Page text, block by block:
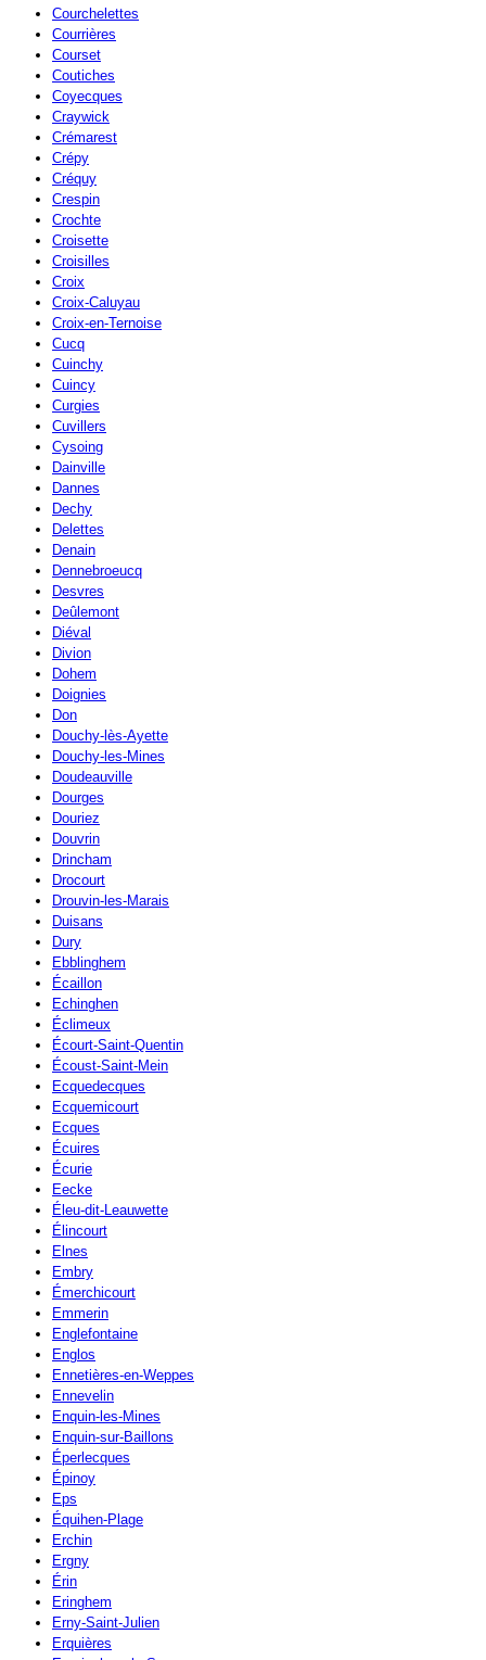
Courchelettes
Courrières
Courset
Coutiches
Coyecques
Craywick
Crémarest
Crépy
Créquy
Crespin
Crochte
Croisette
Croisilles
Croix
Croix-Caluyau
Croix-en-Ternoise
Cucq
Cuinchy
Cuincy
Curgies
Cuvillers
Cysoing
Dainville
Dannes
Dechy
Delettes
Denain
Dennebroeucq
Desvres
Deûlemont
Diéval
Divion
Dohem
Doignies
Don
Douchy-lès-Ayette
Douchy-les-Mines
Doudeauville
Dourges
Douriez
Douvrin
Drincham
Drocourt
Drouvin-les-Marais
Duisans
Dury
Ebblinghem
Écaillon
Echinghen
Éclimeux
Écourt-Saint-Quentin
Écoust-Saint-Mein
Ecquedecques
Ecquemicourt
Ecques
Écuires
Écurie
Eecke
Éleu-dit-Leauwette
Élincourt
Elnes
Embry
Émerchicourt
Emmerin
Englefontaine
Englos
Ennetières-en-Weppes
Ennevelin
Enquin-les-Mines
Enquin-sur-Baillons
Éperlecques
Épinoy
Eps
Équihen-Plage
Erchin
Ergny
Érin
Eringhem
Erny-Saint-Julien
Erquières